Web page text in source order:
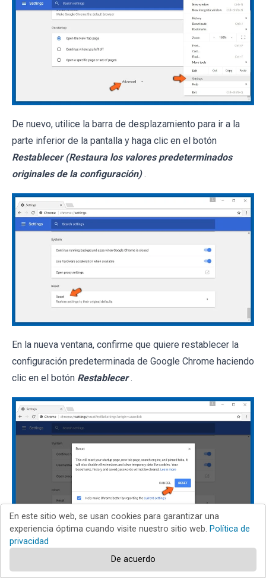
De nuevo, utilice la barra de desplazamiento para ir a la
parte inferior de la pantalla y haga clic en el botón
Restablecer (Restaura los valores predeterminados
originales de la configuración) .
En la nueva ventana, confirme que quiere restablecer la
configuración predeterminada de Google Chrome haciendo
clic en el botón Restablecer .
Firefox
En este sitio web, se usan cookies para garantizar una
experiencia óptima cuando visite nuestro sitio web. Política de
privacidad
De acuerdo